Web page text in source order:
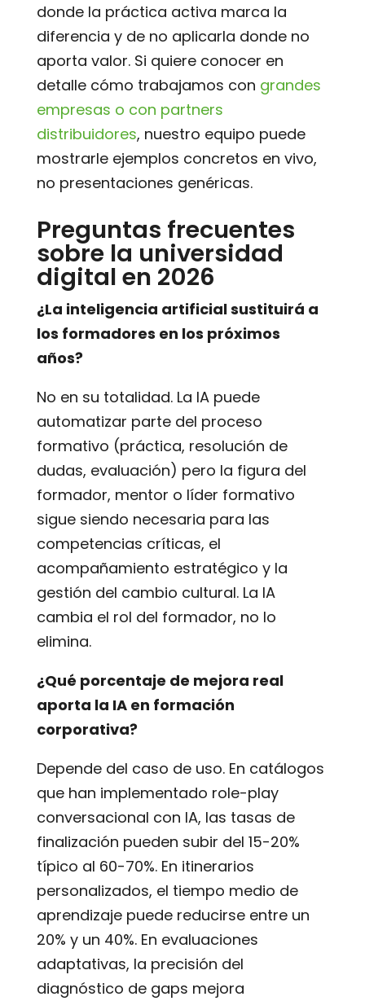
donde la práctica activa marca la
diferencia y de no aplicarla donde no
aporta valor. Si quiere conocer en
detalle cómo trabajamos con grandes
empresas o con partners
distribuidores, nuestro equipo puede
mostrarle ejemplos concretos en vivo,
no presentaciones genéricas.
Preguntas frecuentes
sobre la universidad
digital en 2026
¿La inteligencia artificial sustituirá a
los formadores en los próximos
años?
No en su totalidad. La IA puede
automatizar parte del proceso
formativo (práctica, resolución de
dudas, evaluación) pero la figura del
formador, mentor o líder formativo
sigue siendo necesaria para las
competencias críticas, el
acompañamiento estratégico y la
gestión del cambio cultural. La IA
cambia el rol del formador, no lo
elimina.
¿Qué porcentaje de mejora real
aporta la IA en formación
corporativa?
Depende del caso de uso. En catálogos
que han implementado role-play
conversacional con IA, las tasas de
finalización pueden subir del 15-20%
típico al 60-70%. En itinerarios
personalizados, el tiempo medio de
aprendizaje puede reducirse entre un
20% y un 40%. En evaluaciones
adaptativas, la precisión del
diagnóstico de gaps mejora